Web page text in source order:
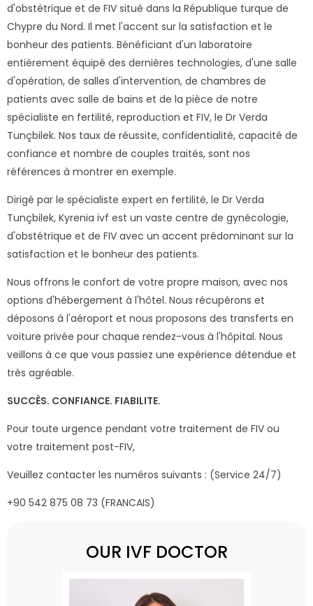
d'obstétrique et de FIV situé dans la République turque de
Chypre du Nord. Il met l'accent sur la satisfaction et le
bonheur des patients. Bénéficiant d'un laboratoire
entièrement équipé des dernières technologies, d'une salle
d'opération, de salles d'intervention, de chambres de
patients avec salle de bains et de la pièce de notre
spécialiste en fertilité, reproduction et FIV, le Dr Verda
Tunçbilek. Nos taux de réussite, confidentialité, capacité de
confiance et nombre de couples traités, sont nos
références à montrer en exemple.
Dirigé par le spécialiste expert en fertilité, le Dr Verda
Tunçbilek, Kyrenia ivf est un vaste centre de gynécologie,
d'obstétrique et de FIV avec un accent prédominant sur la
satisfaction et le bonheur des patients.
Nous offrons le confort de votre propre maison, avec nos
options d'hébergement à l'hôtel. Nous récupérons et
déposons à l'aéroport et nous proposons des transferts en
voiture privée pour chaque rendez-vous à l'hôpital. Nous
veillons à ce que vous passiez une expérience détendue et
très agréable.
SUCCÈS. CONFIANCE. FIABILITE.
Pour toute urgence pendant votre traitement de FIV ou
votre traitement post-FIV,
Veuillez contacter les numéros suivants : (Service 24/7)
+90 542 875 08 73 (FRANCAIS)
OUR IVF DOCTOR